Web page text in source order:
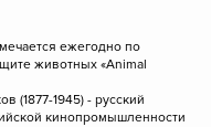
ежегодно по
животных «Animal
(1877-1945) - русский
кинопромышленности